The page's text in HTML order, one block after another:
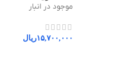
موجود در انبار
۱۵,۷۰۰,۰۰۰ریال